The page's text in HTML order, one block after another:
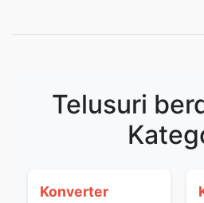
Telusuri
Konverter